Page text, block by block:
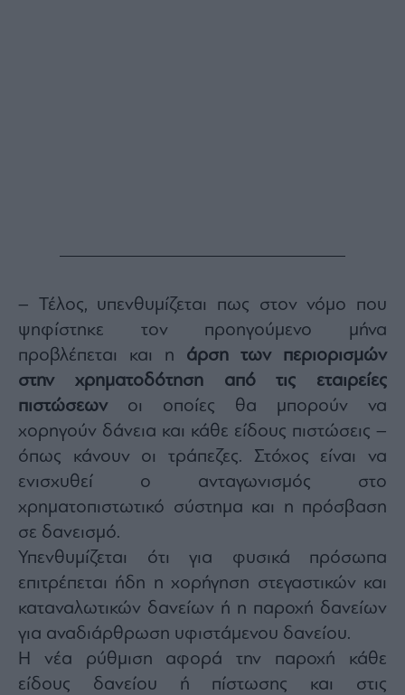
– Τέλος, υπενθυμίζεται πως στον νόμο που
ψηφίστηκε τον προηγούμενο μήνα
προβλέπεται και η άρση των περιορισμών
στην χρηματοδότηση από τις εταιρείες
πιστώσεωνοι οποίες θα μπορούν να
χορηγούν δάνεια και κάθε είδους πιστώσεις –
όπως κάνουν οι τράπεζες. Στόχος είναι να
ενισχυθεί ο ανταγωνισμός στο
χρηματοπιστωτικό σύστημα και η πρόσβαση
σε δανεισμό.
Υπενθυμίζεται ότι για φυσικά πρόσωπα
επιτρέπεται ήδη η χορήγηση στεγαστικών και
καταναλωτικών δανείων ή η παροχή δανείων
για αναδιάρθρωση υφιστάμενου δανείου.
Η νέα ρύθμιση αφορά την παροχή κάθε
είδους δανείου ή πίστωσης και στις